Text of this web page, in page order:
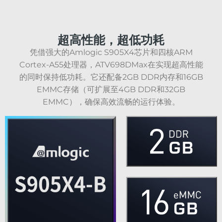
超高性能，超低功耗
凭借强大的Amlogic S905X4芯片和四核ARM
Cortex-A55处理器，ATV698DMax在实现超高性能
的同时保持低功耗。它还配备2GB DDR内存和16GB
EMMC存储（可扩展至4GB DDR和32GB
EMMC），确保高效流畅的运行体验。